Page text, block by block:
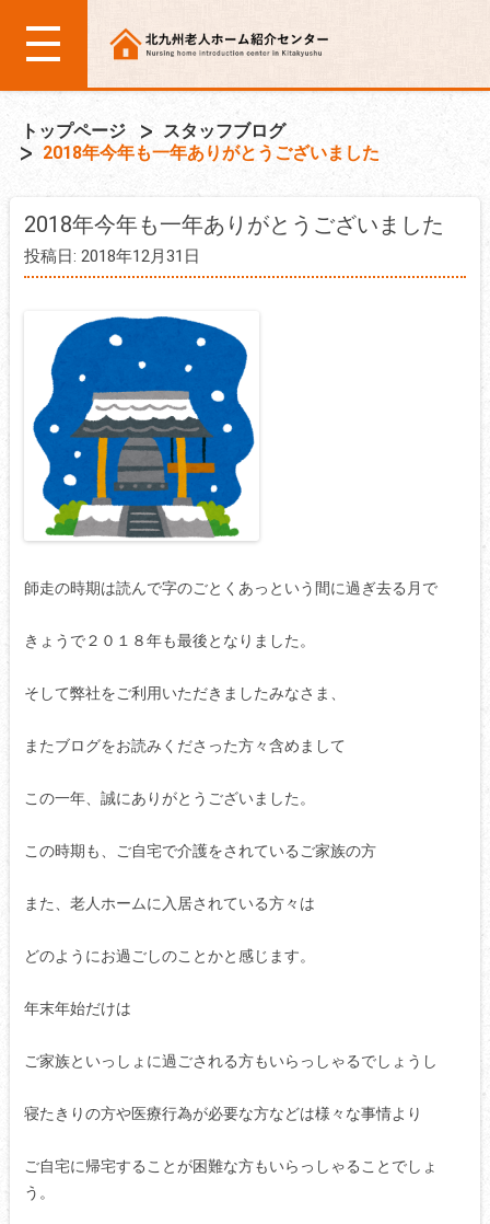
トップページ
スタッフブログ
2018年今年も一年ありがとうございました
2018年今年も一年ありがとうございました
投稿日: 2018年12月31日
師走の時期は読んで字のごとくあっという間に過ぎ去る月で
きょうで２０１８年も最後となりました。
そして弊社をご利用いただきましたみなさま、
またブログをお読みくださった方々含めまして
この一年、誠にありがとうございました。
この時期も、ご自宅で介護をされているご家族の方
また、老人ホームに入居されている方々は
どのようにお過ごしのことかと感じます。
年末年始だけは
ご家族といっしょに過ごされる方もいらっしゃるでしょうし
寝たきりの方や医療行為が必要な方などは様々な事情より
ご自宅に帰宅することが困難な方もいらっしゃることでしょ
う。